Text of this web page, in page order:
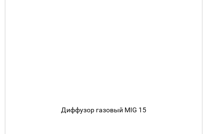
Диффузор газовый MIG 15